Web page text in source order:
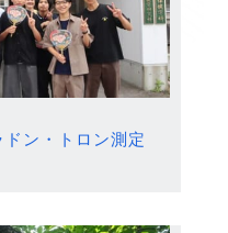
ン・トロン測定